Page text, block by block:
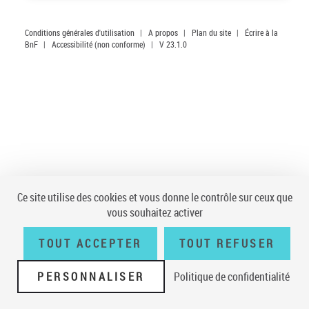
Conditions générales d'utilisation | A propos | Plan du site |
Écrire à la
BnF | Accessibilité (non conforme) | V 23.1.0
Ce site utilise des cookies et vous donne le contrôle sur ceux que
vous souhaitez activer
TOUT ACCEPTER TOUT REFUSER
PERSONNALISER Politique de confidentialité